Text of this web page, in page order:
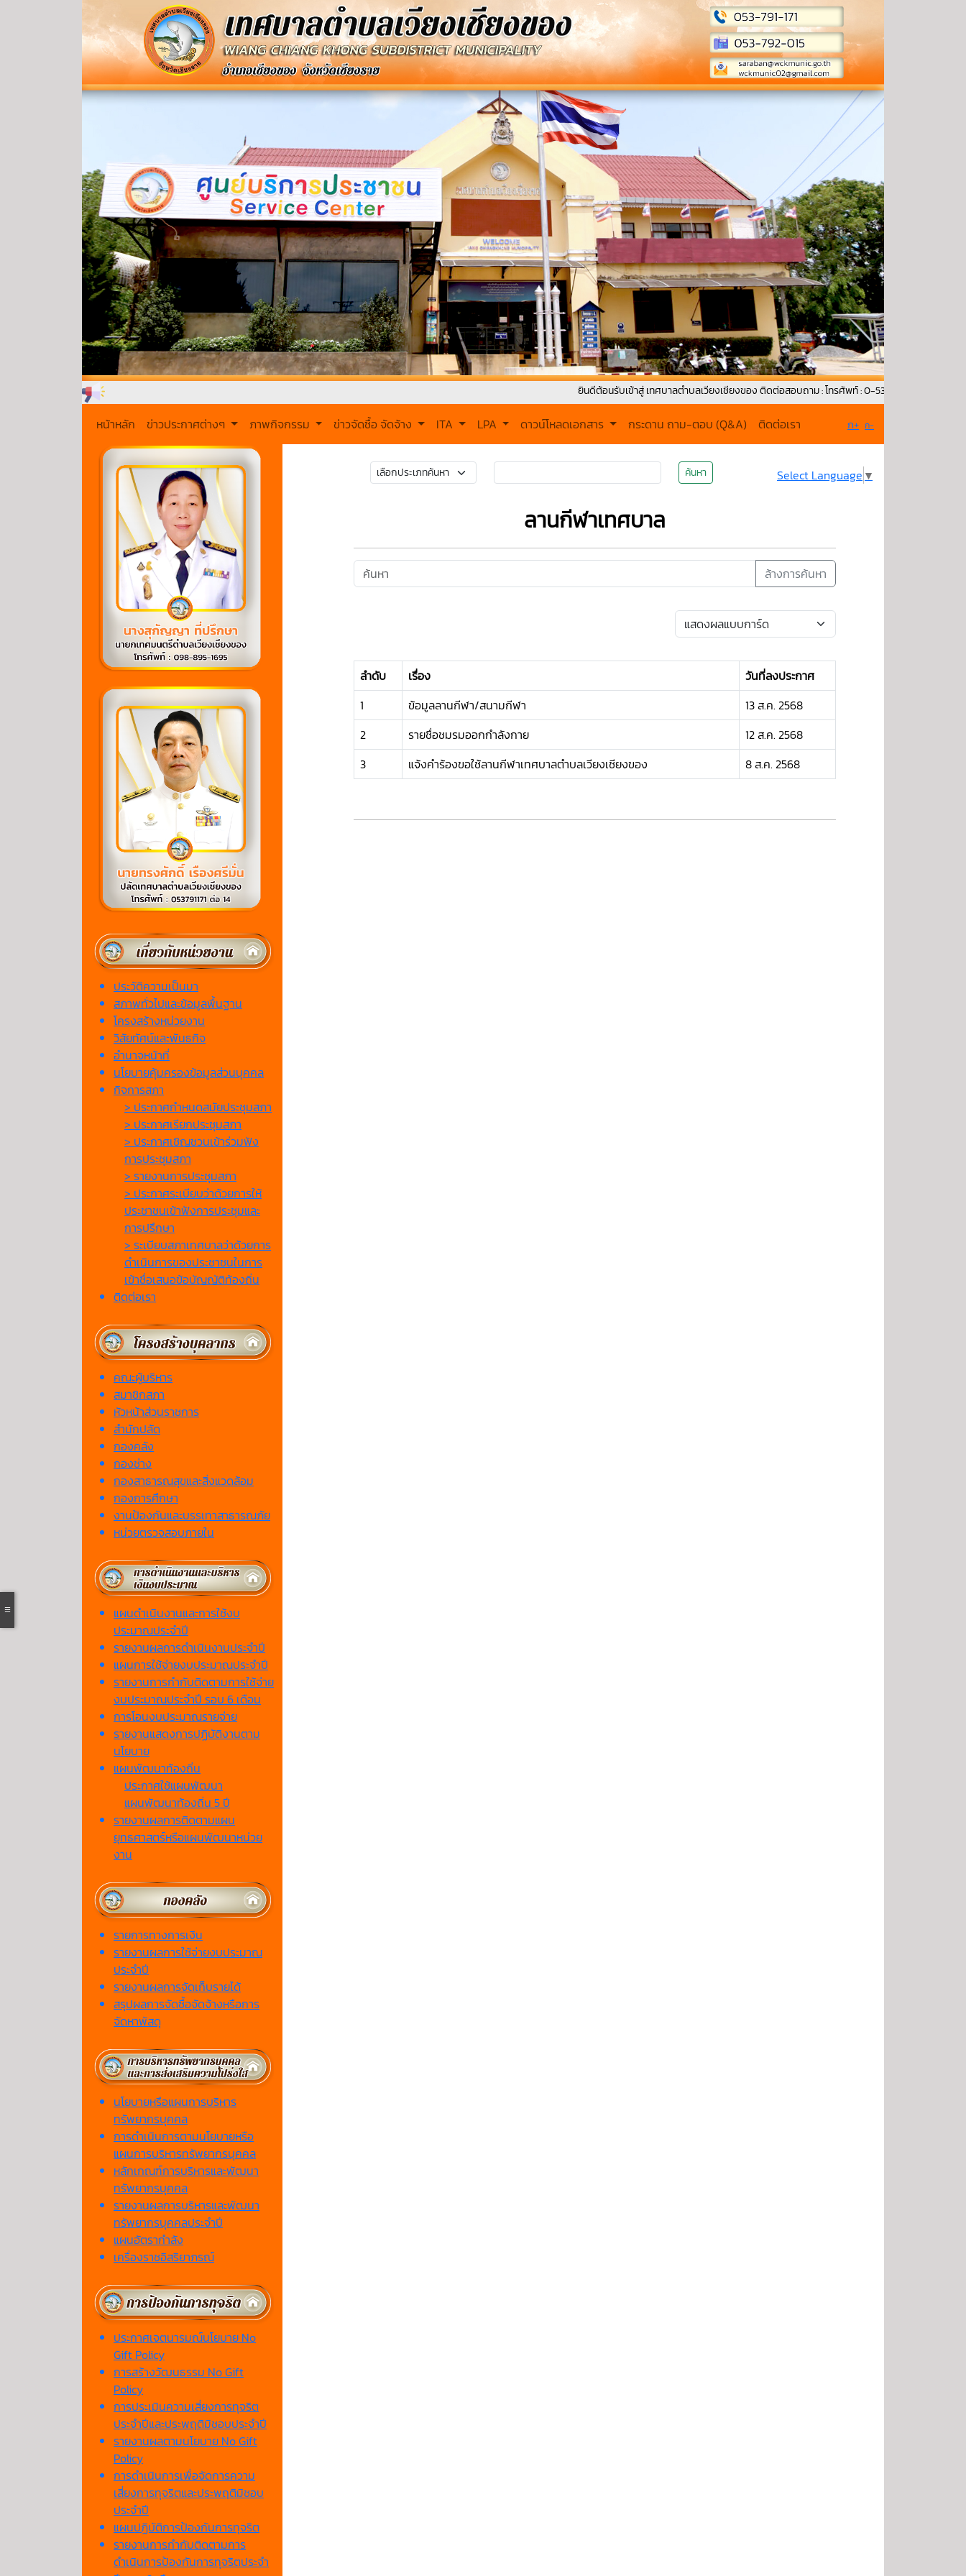
ยินดีต้อนรับเข้าสู่ เทศบาลตำบลเวียงเชียงของ ติดต่อสอบถาม : โทรศัพท์ : 0-5379-1171 Fax : 053-792-015 G-
หน้าหลัก ข่าวประกาศต่างๆ ภาพกิจกรรม ข่าวจัดซื้อ จัดจ้าง ITA LPA ดาวน์โหลดเอกสาร กระดาน ถาม-ตอบ (Q&A) ติดต่อเรา ก+ ก-
ประวัติความเป็นมา
สภาพทั่วไปและข้อมูลพื้นฐาน
โครงสร้างหน่วยงาน
วิสัยทัศน์และพันธกิจ
อำนาจหน้าที่
นโยบายคุ้มครองข้อมูลส่วนบุคคล
กิจการสภา
> ประกาศกำหนดสมัยประชุมสภา
> ประกาศเรียกประชุมสภา
> ประกาศเชิญชวนเข้าร่วมฟัง
การประชุมสภา
> รายงานการประชุมสภา
> ประกาศระเบียบว่าด้วยการให้
ประชาชนเข้าฟังการประชุมและ
การปรึกษา
> ระเบียบสภาเทศบาลว่าด้วยการ
ดำเนินการของประชาชนในการ
เข้าชื่อเสนอข้อบัญญัติท้องถิ่น
ติดต่อเรา
คณะผู้บริหาร
สมาชิกสภา
หัวหน้าส่วนราชการ
สำนักปลัด
กองคลัง
กองช่าง
กองสาธารณสุขและสิ่งแวดล้อม
กองการศึกษา
งานป้องกันและบรรเทาสาธารณภัย
หน่วยตรวจสอบภายใน
แผนดำเนินงานและการใช้งบ
ประมาณประจำปี
รายงานผลการดำเนินงานประจำปี
แผนการใช้จ่ายงบประมาณประจำปี
รายงานการกำกับติดตามการใช้จ่าย
งบประมาณประจำปี รอบ 6 เดือน
การโอนงบประมาณรายจ่าย
รายงานแสดงการปฏิบัติงานตาม
นโยบาย
แผนพัฒนาท้องถิ่น
ประกาศใช้แผนพัฒนา
แผนพัฒนาท้องถิ่น 5 ปี
รายงานผลการติดตามแผน
ยุทธศาสตร์หรือแผนพัฒนาหน่วย
งาน
รายการทางการเงิน
รายงานผลการใช้จ่ายงบประมาณ
ประจำปี
รายงานผลการจัดเก็บรายได้
สรุปผลการจัดซื้อจัดจ้างหรือการ
จัดหาพัสดุ
นโยบายหรือแผนการบริหาร
ทรัพยากรบุคคล
การดำเนินการตามนโยบายหรือ
แผนการบริหารทรัพยากรบุคคล
หลักเกณฑ์การบริหารและพัฒนา
ทรัพยากรบุคคล
รายงานผลการบริหารและพัฒนา
ทรัพยากรบุคคลประจำปี
แผนอัตรากำลัง
เครื่องราชอิสริยาภรณ์
ประกาศเจตนารมณ์นโยบาย No
Gift Policy
การสร้างวัฒนธรรม No Gift
Policy
การประเมินความเสี่ยงการทุจริต
ประจำปีและประพฤติมิชอบประจำปี
รายงานผลตามนโยบาย No Gift
Policy
การดำเนินการเพื่อจัดการความ
เสี่ยงการทุจริตและประพฤติมิชอบ
ประจำปี
แผนปฏิบัติการป้องกันการทุจริต
รายงานการกำกับติดตามการ
ดำเนินการป้องกันการทุจริตประจำ
ค้นหา Select Language ▼
ลานกีฬาเทศบาล
ล้างการค้นหา
ลำดับ เรื่อง
วันที่ลงประกาศ
1
ข้อมูลลานกีฬา/สนามกีฬา
13 ส.ค. 2568
2
รายชื่อชมรมออกกำลังกาย
12 ส.ค. 2568
3
แจ้งคำร้องขอใช้ลานกีฬาเทศบาลตำบลเวียงเชียงของ 8 ส.ค. 2568